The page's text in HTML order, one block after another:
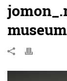
museum